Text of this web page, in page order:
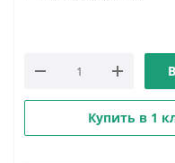
Купить в 1